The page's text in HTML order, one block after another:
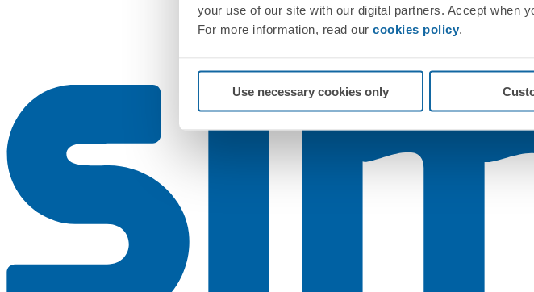
your use of our site with our digital partners. Accept when
For more information, read our cookies policy.
Use necessary cookies only